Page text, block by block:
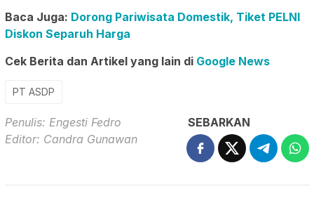
Baca Juga: Dorong Pariwisata Domestik, Tiket PELNI
Diskon Separuh Harga
Cek Berita dan Artikel yang lain di Google News
PT ASDP
Penulis: Engesti Fedro
Editor: Candra Gunawan
SEBARKAN